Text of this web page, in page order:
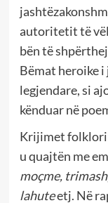
autoritetit të
bën të
Bëmat heroike
legjendare, si
kënduar në
Krijimet
u quajtën me
moçme,
lahuteetj. Në